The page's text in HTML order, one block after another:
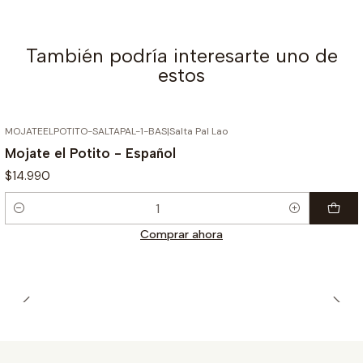
También podría interesarte uno de
estos
MOJATEELPOTITO-SALTAPAL-1-BAS|Salta Pal Lao
Mojate el Potito - Español
$14.990
Cantidad
Comprar ahora